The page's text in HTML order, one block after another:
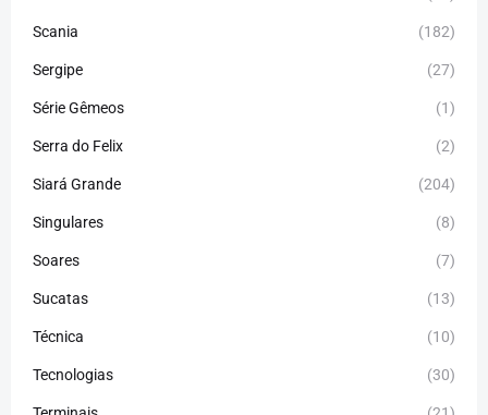
Scania (182)
Sergipe (27)
Série Gêmeos (1)
Serra do Felix (2)
Siará Grande (204)
Singulares (8)
Soares (7)
Sucatas (13)
Técnica (10)
Tecnologias (30)